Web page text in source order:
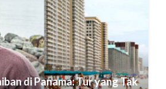
di Panama: Tur yang Tak